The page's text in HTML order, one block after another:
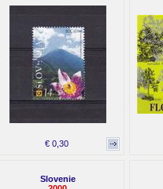
€ 0,30
Slovenie